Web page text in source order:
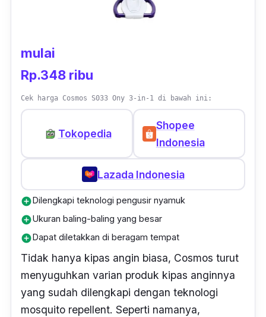
mulai
Rp.348 ribu
Cek harga Cosmos S033 Ony 3-in-1 di bawah ini:
Tokopedia
Shopee
Indonesia
Lazada Indonesia
add_circleDilengkapi teknologi pengusir nyamuk
add_circleUkuran baling-baling yang besar
add_circleDapat diletakkan di beragam tempat
Tidak hanya kipas angin biasa, Cosmos turut
menyuguhkan varian produk kipas anginnya
yang sudah dilengkapi dengan teknologi
mosquito repellent. Seperti namanya,